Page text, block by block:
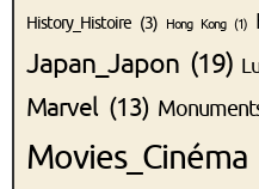
History_Histoire (3) Hong Kong(1)
Japan_Japon (19)
Marvel(13)
Movies_Cinéma